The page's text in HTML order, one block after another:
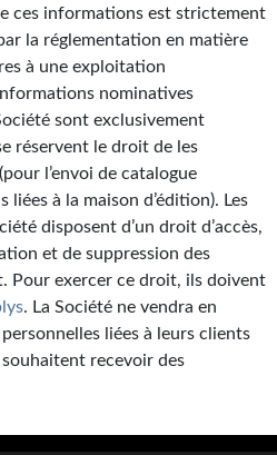
ces informations est strictement
la réglementation en matière
à une exploitation
nominatives
sont exclusivement
réservent le droit de les
l’envoi de catalogue
à la maison d’édition). Les
disposent d’un droit d’accès,
et de suppression des
Pour exercer ce droit, ils doivent
. La Société ne vendra en
liées à leurs clients
recevoir des